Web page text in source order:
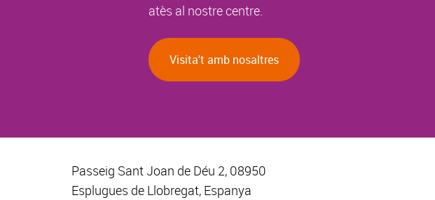
atès al nostre centre.
Visita't amb nosaltres
Passeig Sant Joan de Déu 2, 08950
Esplugues de Llobregat, Espanya